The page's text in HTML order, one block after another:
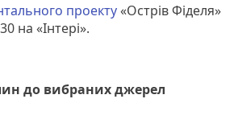
проекту«Острів Фіделя»
на «Інтері».
до вибраних джерел